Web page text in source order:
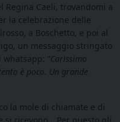
Regina Caeli, trovandomi a
la celebrazione delle
a Boschetto, e poi al
un messaggio stringato
whatsapp : “Carissimo
è poco. Un grande
la mole di chiamate e di
ricevono… Per questo gli